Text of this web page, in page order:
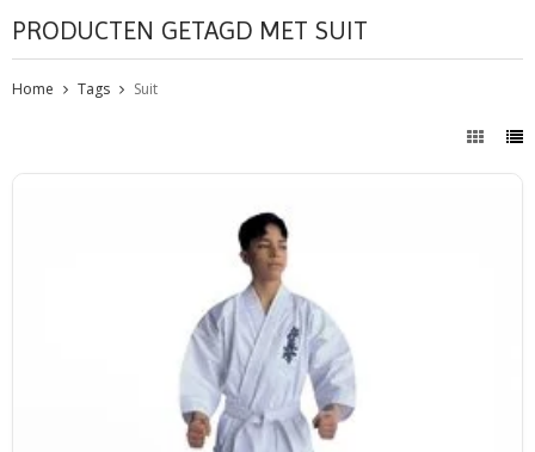
PRODUCTEN GETAGD MET SUIT
Home Tags Suit